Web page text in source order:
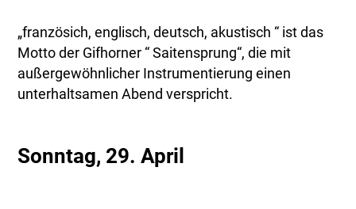
„französich, englisch, deutsch, akustisch “ ist das
Motto der Gifhorner “ Saitensprung“, die mit
außergewöhnlicher Instrumentierung einen
unterhaltsamen Abend verspricht.
Sonntag, 29. April